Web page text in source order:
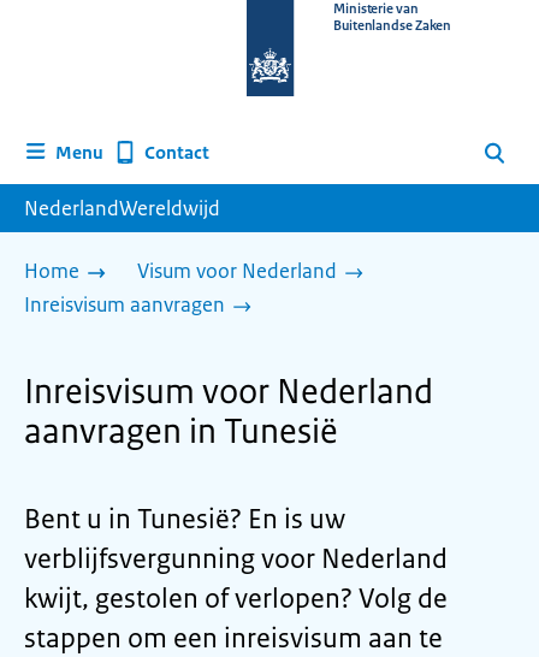
homepage
Ministerie van
Buitenlandse Zaken
Menu Contact Zoeken
NederlandWereldwijd
Home
Visum voor Nederland
Inreisvisum aanvragen
Inreisvisum voor Nederland
aanvragen in Tunesië
Bent u in Tunesië? En is uw
verblijfsvergunning voor Nederland
kwijt, gestolen of verlopen? Volg de
stappen om een inreisvisum aan te